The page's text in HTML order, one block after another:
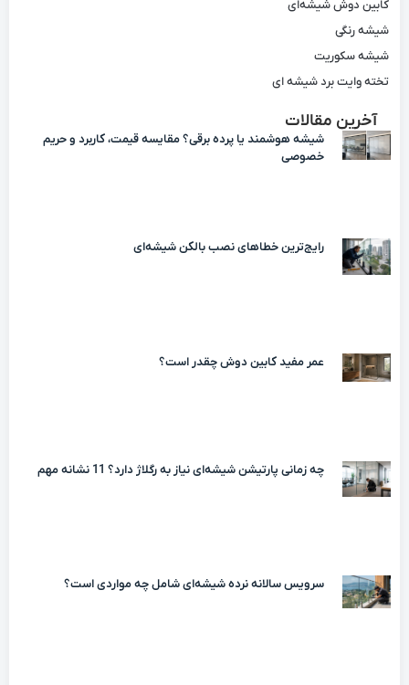
کابین دوش شیشه‌ای
شیشه رنگی
شیشه سکوریت
تخته وایت برد شیشه ای
آخرین مقالات
شیشه هوشمند یا پرده برقی؟ مقایسه قیمت، کاربرد و حریم
خصوصی
رایج‌ترین خطاهای نصب بالکن شیشه‌ای
عمر مفید کابین دوش چقدر است؟
چه زمانی پارتیشن شیشه‌ای نیاز به رگلاژ دارد؟ 11 نشانه مهم
سرویس سالانه نرده شیشه‌ای شامل چه مواردی است؟